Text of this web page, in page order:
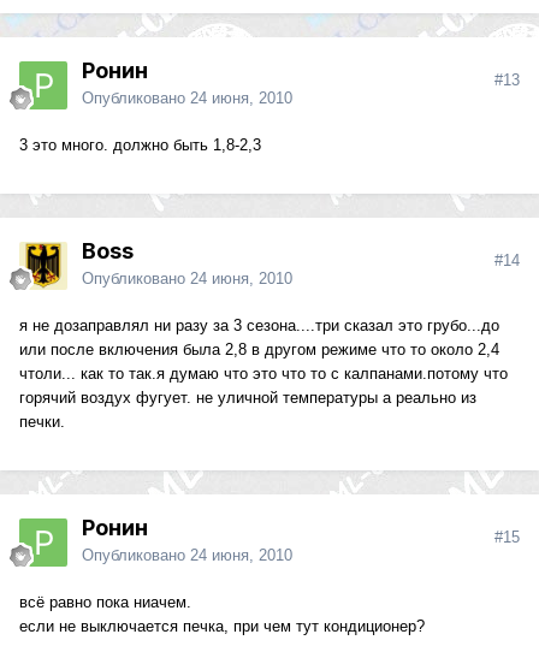
Ронин
Опубликовано 24 июня, 2010
#13
3 это много. должно быть 1,8-2,3
Boss
Опубликовано 24 июня, 2010
#14
я не дозаправлял ни разу за 3 сезона....три сказал это грубо...до
или после включения была 2,8 в другом режиме что то около 2,4
чтоли... как то так.я думаю что это что то с калпанами.потому что
горячий воздух фугует. не уличной температуры а реально из
печки.
Ронин
Опубликовано 24 июня, 2010
#15
всё равно пока ниачем.
если не выключается печка, при чем тут кондиционер?